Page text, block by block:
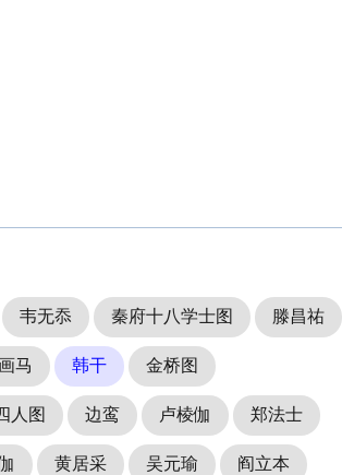
韦无忝 秦府十八学士图 滕昌祐
马 韩干 金桥图
人图 边鸾 卢棱伽 郑法士
黄居采 吴元瑜 阎立本